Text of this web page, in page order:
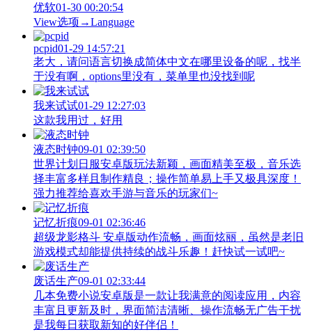
优软01-30 00:20:54
View‌选项→Language
pcpid01-29 14:57:21
老大，请问语言切换成简体中文在哪里设备的呢，找半
于没有啊，options里没有，菜单里也没找到呢
我来试试01-29 12:27:03
这款我用过，好用
液态时钟09-01 02:39:50
世界计划日服安卓版玩法新颖，画面精美至极，音乐选
择丰富多样且制作精良；操作简单易上手又极具深度！
强力推荐给喜欢手游与音乐的玩家们~
记忆折痕09-01 02:36:46
超级龙影格斗 安卓版动作流畅，画面炫丽，虽然是老旧
游戏模式却能提供持续的战斗乐趣！赶快试一试吧~
废话生产09-01 02:33:44
几本免费小说安卓版是一款让我满意的阅读应用，内容
丰富且更新及时，界面简洁清晰、操作流畅无广告干扰
是我每日获取新知的好伴侣！